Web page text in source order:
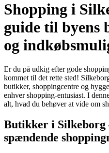
Shopping i
guide til byens
og
Er du på udkig efter gode
kommet til det rette sted!
butikker, shoppingcentre og
enhver shopping-entusiast. I
alt, hvad du behøver at vide om
Butikker i Silkeborg
spændende